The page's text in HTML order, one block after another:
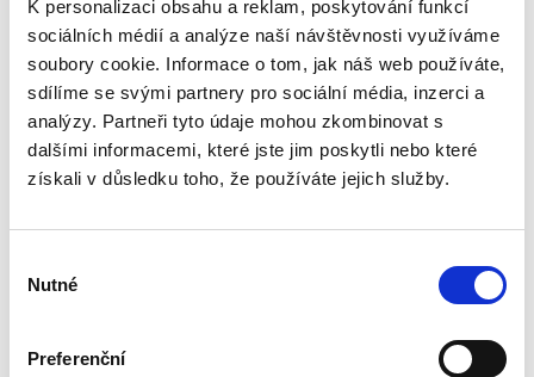
K personalizaci obsahu a reklam, poskytování funkcí
sociálních médií a analýze naší návštěvnosti využíváme
soubory cookie. Informace o tom, jak náš web používáte,
sdílíme se svými partnery pro sociální média, inzerci a
analýzy. Partneři tyto údaje mohou zkombinovat s
dalšími informacemi, které jste jim poskytli nebo které
získali v důsledku toho, že používáte jejich služby.
souhlasu
Nutné
Preferenční
690,00 Kč
Monografie se jako první odborná publikace
svého druhu věnuje syntéze problematiky
dabingu a práva a zkoumání otázek ležících na
pomezí obou těchto oborů. Ačkoliv právním
aspektům dabingové tvorby...